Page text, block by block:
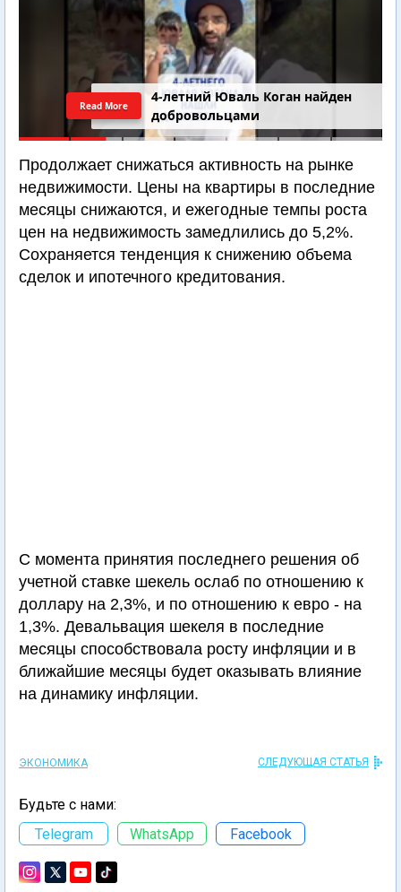
4-летний Юваль Коган найден
добровольцами
Read More
Продолжает снижаться активность на рынке
недвижимости. Цены на квартиры в последние
месяцы снижаются, и ежегодные темпы роста
цен на недвижимость замедлились до 5,2%.
Сохраняется тенденция к снижению объема
сделок и ипотечного кредитования.
С момента принятия последнего решения об
учетной ставке шекель ослаб по отношению к
доллару на 2,3%, и по отношению к евро - на
1,3%. Девальвация шекеля в последние
месяцы способствовала росту инфляции и в
ближайшие месяцы будет оказывать влияние
на динамику инфляции.
ЭКОНОМИКА СЛЕДУЮЩАЯ СТАТЬЯ
Будьте с нами:
Telegram
WhatsApp Facebook